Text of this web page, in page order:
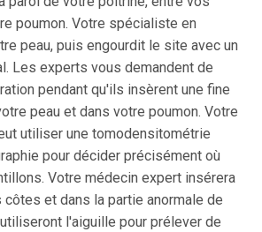
poumon. Votre spécialiste en
peau, puis engourdit le site avec un
Les experts vous demandent de
pendant qu'ils insèrent une fine
peau et dans votre poumon. Votre
utiliser une tomodensitométrie
pour décider précisément où
Votre médecin expert insérera
et dans la partie anormale de
l'aiguille pour prélever de